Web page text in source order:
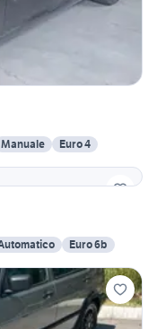
Manuale
Euro 4
Euro 6b